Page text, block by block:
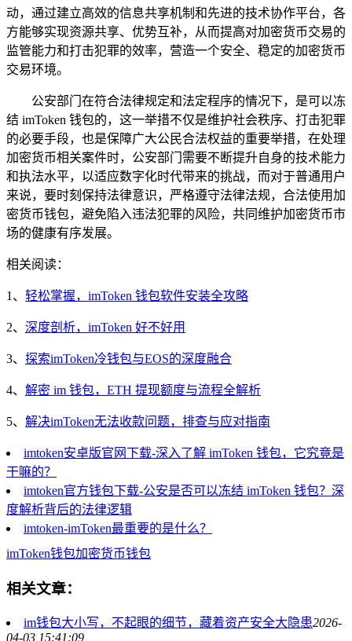
动，通过建立高效的信息共享机制和先进的技术协作平台，各
方能够实现资源共享、优势互补，从而提高对加密货币交易的
监管能力和打击犯罪的效率，营造一个安全、稳定的加密货币
交易环境。
公安部门在符合法律规定和法定程序的情况下，是可以冻
结 imToken 钱包的，这一举措不仅是维护社会秩序、打击犯罪
的必要手段，也是保障广大公民合法权益的重要举措，在处理
加密货币相关案件时，公安部门需要不断提升自身的技术能力
和执法水平，以适应数字化时代带来的挑战，而对于普通用户
来说，要时刻保持法律意识，严格遵守法律法规，合法使用加
密货币钱包，避免陷入违法犯罪的风险，共同维护加密货币市
场的健康有序发展。
相关阅读：
1、 轻松掌握，imToken 钱包软件安装全攻略
2、 深度剖析，imToken 好不好用
3、 探索imToken冷钱包与EOS的深度融合
4、 解密 im 钱包，ETH 提现额度与流程全解析
5、 解决imToken无法收款问题，排查与应对指南
imtoken安卓版官网下载-深入了解 imToken 钱包，它究竟是
干嘛的？
imtoken官方钱包下载-公安是否可以冻结 imToken 钱包？深
度解析背后的法律逻辑
imtoken-imToken最重要的是什么？
imToken钱包加密货币钱包
相关文章：
im钱包大小写，不起眼的细节，藏着资产安全大隐患2026-
04-03 15:41:09